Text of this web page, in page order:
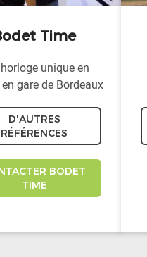
Time
unique en
gare de Bordeaux
D'AUTRES
RÉFÉRENCES
BODET
TIME